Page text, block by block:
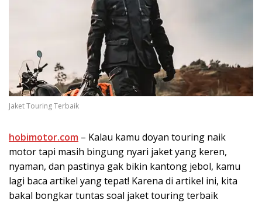
Jaket Touring Terbaik
hobimotor.com – Kalau kamu doyan touring naik
motor tapi masih bingung nyari jaket yang keren,
nyaman, dan pastinya gak bikin kantong jebol, kamu
lagi baca artikel yang tepat! Karena di artikel ini, kita
bakal bongkar tuntas soal jaket touring terbaik